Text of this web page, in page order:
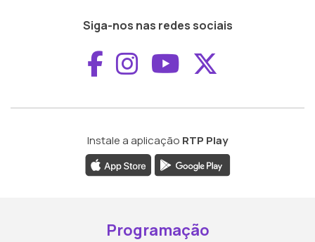
Siga-nos nas redes sociais
Aceder ao
Aceder ao
Aceder ao
Instale a aplicação RTP Play
Programação